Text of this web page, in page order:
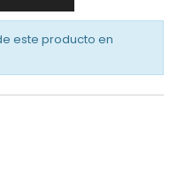
este producto en